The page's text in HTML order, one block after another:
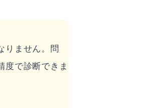
りません。問
で診断できま